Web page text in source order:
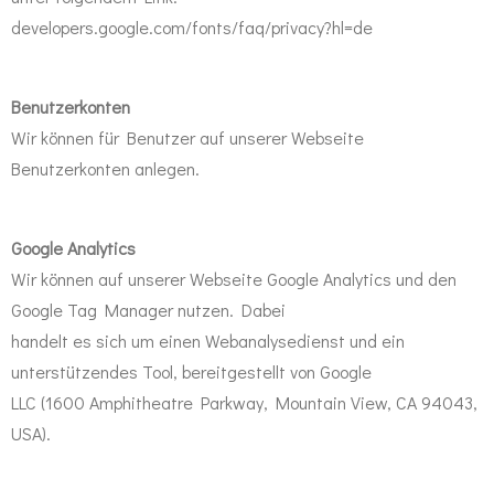
developers.google.com/fonts/faq/privacy?hl=de
Benutzerkonten
Wir können für Benutzer auf unserer Webseite
Benutzerkonten anlegen.
Google Analytics
Wir können auf unserer Webseite Google Analytics und den
Google Tag Manager nutzen. Dabei
handelt es sich um einen Webanalysedienst und ein
unterstützendes Tool, bereitgestellt von Google
LLC (1600 Amphitheatre Parkway, Mountain View, CA 94043,
USA).